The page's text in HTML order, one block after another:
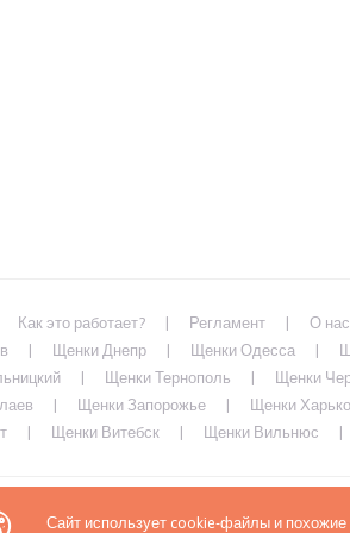
Как это работает? Регламент
О нас
Щенки Днепр Щенки Одесса
Щенки Тернополь
Щенки
Щенки Запорожье
Щенки
Щенки Витебск Щенки Вильнюс
Сайт использует cookie-файлы и